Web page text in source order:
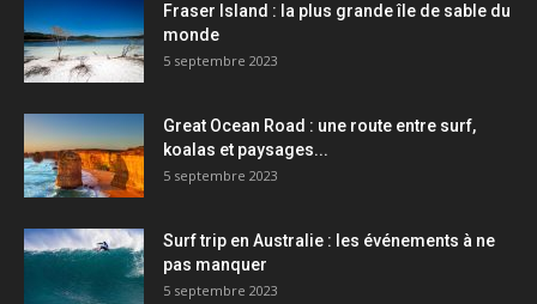
Fraser Island : la plus grande île de sable du
monde
5 septembre 2023
Great Ocean Road : une route entre surf,
koalas et paysages...
5 septembre 2023
Surf trip en Australie : les événements à ne
pas manquer
5 septembre 2023